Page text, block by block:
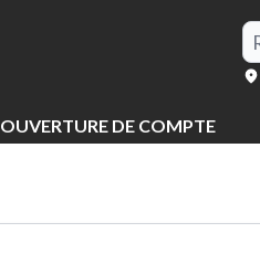
OUVERTURE DE COMPTE